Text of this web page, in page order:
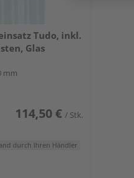
Tudo, inkl.
Glas
mm
114,50 € / Stk.
durch Ihren Händler